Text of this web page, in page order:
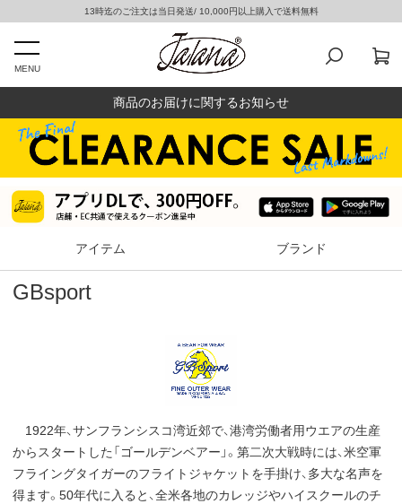
13時迄のご注文は当日発送/ 10,000円以上購入で送料無料
MENU
商品のお届けに関するお知らせ
アイテム ブランド
GBsport
1922年、サンフランシスコ湾近郊で、港湾労働者用ウエアの生産
からスタートした「ゴールデンベアー」。第二次大戦時には、米空軍
フライングタイガーのフライトジャケットを手掛け、多大な名声を
得ます。50年代に入ると、全米各地のカレッジやハイスクールのチ